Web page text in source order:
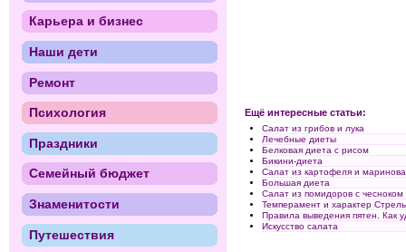
Ещё интересные статьи:
Салат из грибов и лука
Лечебные диеты
Белковая диета с рисом
Бикини-диета
Салат из картофеля и
Большая диета
Салат из помидоров с чесноком
Темперамент и характер
Правила выведения пятен. Как
Искусство салата
Карьера и бизнес
Наши дети
Ремонт
Психология
Праздники
Семейный бюджет
Знаменитости
Путешествия